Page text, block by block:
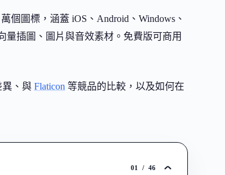
個圖標，涵蓋 iOS、Android、Windows、
量插圖、圖片與音效素材。免費版可商用
異、與 Flaticon 等競品的比較，以及如何在
01 / 46